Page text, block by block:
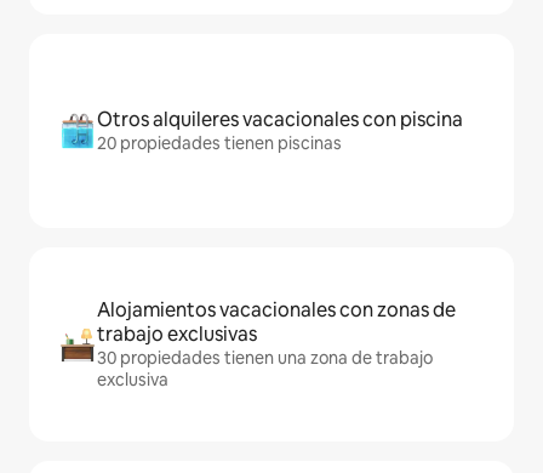
Otros alquileres vacacionales con piscina
20 propiedades tienen piscinas
Alojamientos vacacionales con zonas de
trabajo exclusivas
30 propiedades tienen una zona de trabajo
exclusiva